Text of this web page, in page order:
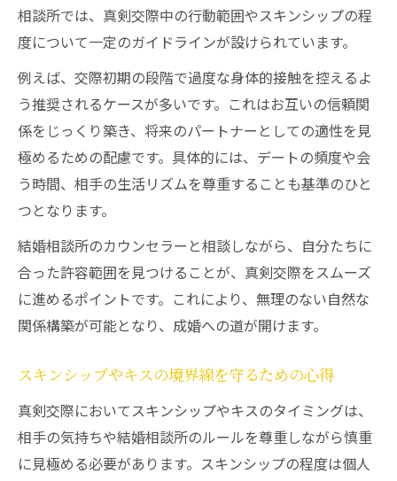
相談所では、真剣交際中の行動範囲やスキンシップの程
度について一定のガイドラインが設けられています。
例えば、交際初期の段階で過度な身体的接触を控えるよ
う推奨されるケースが多いです。これはお互いの信頼関
係をじっくり築き、将来のパートナーとしての適性を見
極めるための配慮です。具体的には、デートの頻度や会
う時間、相手の生活リズムを尊重することも基準のひと
つとなります。
結婚相談所のカウンセラーと相談しながら、自分たちに
合った許容範囲を見つけることが、真剣交際をスムーズ
に進めるポイントです。これにより、無理のない自然な
関係構築が可能となり、成婚への道が開けます。
スキンシップやキスの境界線を守るための心得
真剣交際においてスキンシップやキスのタイミングは、
相手の気持ちや結婚相談所のルールを尊重しながら慎重
に見極める必要があります。スキンシップの程度は個人